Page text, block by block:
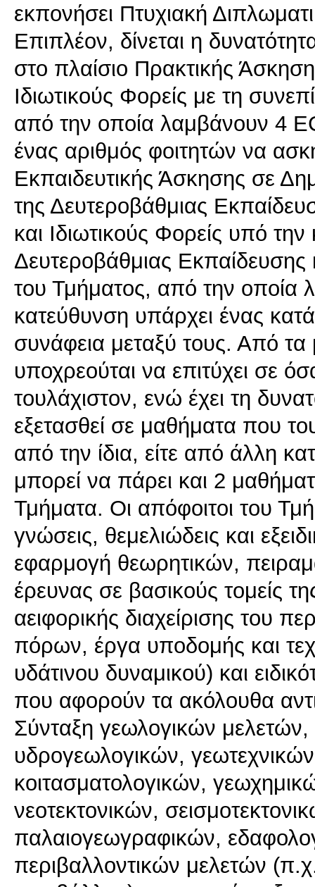
εκπονήσει Πτυχιακή
Επιπλέον, δίνεται η
στο πλαίσιο Πρακτικής
Ιδιωτικούς Φορείς με τη
από την οποία λαμβάνουν 4
ένας αριθμός φοιτητών να
Εκπαιδευτικής Άσκησης σε
της Δευτεροβάθμιας
και Ιδιωτικούς Φορείς υπό
Δευτεροβάθμιας
του Τμήματος, από την οποία
κατεύθυνση υπάρχει ένας
συνάφεια μεταξύ τους. Από
υποχρεούται να επιτύχει σε
τουλάχιστον, ενώ έχει τη
εξετασθεί σε μαθήματα που
από την ίδια, είτε από άλλη
μπορεί να πάρει και 2
Τμήματα. Οι απόφοιτοι του
γνώσεις, θεμελιώδεις και
εφαρμογή θεωρητικών,
έρευνας σε βασικούς τομείς
αειφορικής διαχείρισης του
πόρων, έργα υποδομής και
υδάτινου δυναμικού) και
που αφορούν τα ακόλουθα
Σύνταξη γεωλογικών
υδρογεωλογικών,
κοιτασματολογικών,
νεοτεκτονικών,
παλαιογεωγραφικών,
περιβαλλοντικών μελετών